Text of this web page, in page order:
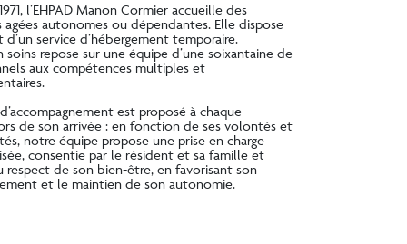
l’EHPAD Manon Cormier accueille des
agées autonomes ou dépendantes. Elle dispose
d’un service d’hébergement temporaire.
soins repose sur une équipe d’une soixantaine de
aux compétences multiples et
est proposé à chaque
de son arrivée : en fonction de ses volontés et
notre équipe propose une prise en charge
consentie par le résident et sa famille et
respect de son bien-être, en favorisant son
et le maintien de son autonomie.